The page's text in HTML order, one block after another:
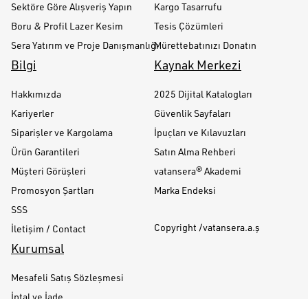
Sektöre Göre Alışveriş Yapın
Boru & Profil Lazer Kesim
Sera Yatırım ve Proje Danışmanlığı
Kargo Tasarrufu
Tesis Çözümleri
Mürettebatınızı Donatın
Bilgi
Hakkımızda
Kariyerler
Siparişler ve Kargolama
Ürün Garantileri
Müşteri Görüşleri
Promosyon Şartları
SSS
İletişim / Contact
Kaynak Merkezi
2025 Dijital Katalogları
Güvenlik Sayfaları
İpuçları ve Kılavuzları
Satın Alma Rehberi
vatansera® Akademi
Marka Endeksi
Copyright /vatansera.a.ş
Kurumsal
Mesafeli Satış Sözleşmesi
İptal ve İade